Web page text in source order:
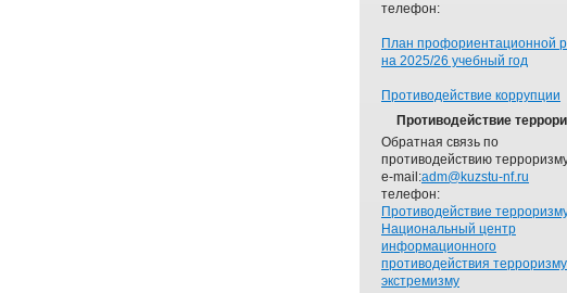
телефон:
План профориентационной
на 2025/26 учебный год
Противодействие коррупции
Противодействие
Обратная связь по
противодействию
e-mail:adm@kuzstu-nf.ru
телефон:
Противодействие
Национальный центр
информационного
противодействия
экстремизму